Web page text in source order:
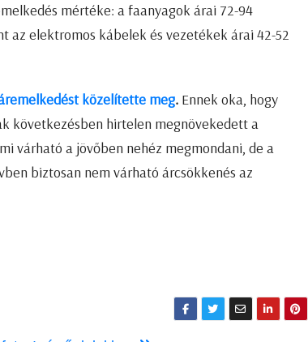
mértéke: a faanyagok árai 72-94
az elektromos kábelek és vezetékek árai 42-52
közelítette meg. Ennek oka, hogy
következésben hirtelen megnövekedett a
várható a jövőben nehéz megmondani, de a
biztosan nem várható árcsökkenés az